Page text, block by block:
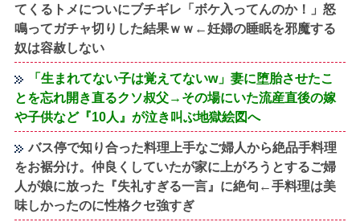
てくるトメについにブチギレ「ボケ入ってんのか！」怒
鳴ってガチャ切りした結果ｗｗ←妊婦の睡眠を邪魔する
奴は容赦しない
「生まれてない子は覚えてないw」妻に堕胎させたこ
とを忘れ開き直るクソ叔父→その場にいた流産直後の嫁
や子供など『10人』が泣き叫ぶ地獄絵図へ
バス停で知り合った料理上手なご婦人から絶品手料理
をお裾分け。仲良くしていたが家に上がろうとするご婦
人が娘に放った『失礼すぎる一言』に絶句←手料理は美
味しかったのに性格クセ強すぎ